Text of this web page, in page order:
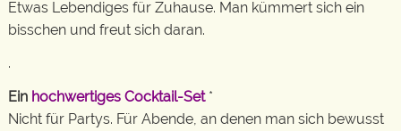
Etwas Lebendiges für Zuhause. Man kümmert sich ein
bisschen und freut sich daran.
.
Ein hochwertiges Cocktail-Set *
Nicht für Partys. Für Abende, an denen man sich bewusst